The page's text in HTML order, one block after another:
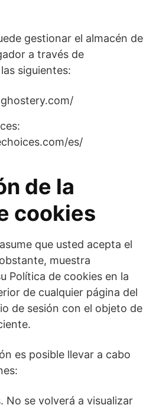
gestionar el almacén de
a través de
siguientes:
es/
de la
cookies
que usted acepta el
muestra
Política de cookies en la
de cualquier página del
de sesión con el objeto de
es posible llevar a cabo
No se volverá a visualizar